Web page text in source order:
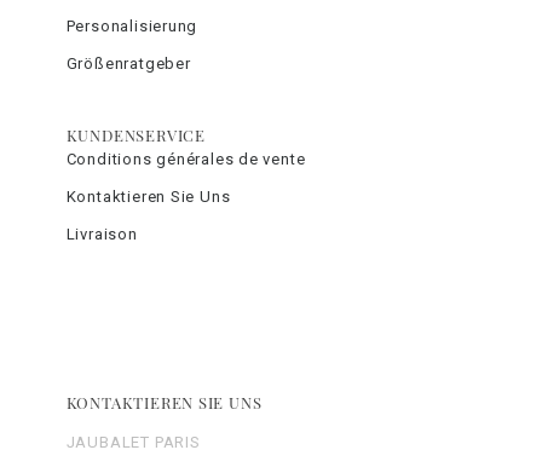
Personalisierung
Größenratgeber
KUNDENSERVICE
Conditions générales de vente
Kontaktieren Sie Uns
Livraison
KONTAKTIEREN SIE UNS
JAUBALET PARIS